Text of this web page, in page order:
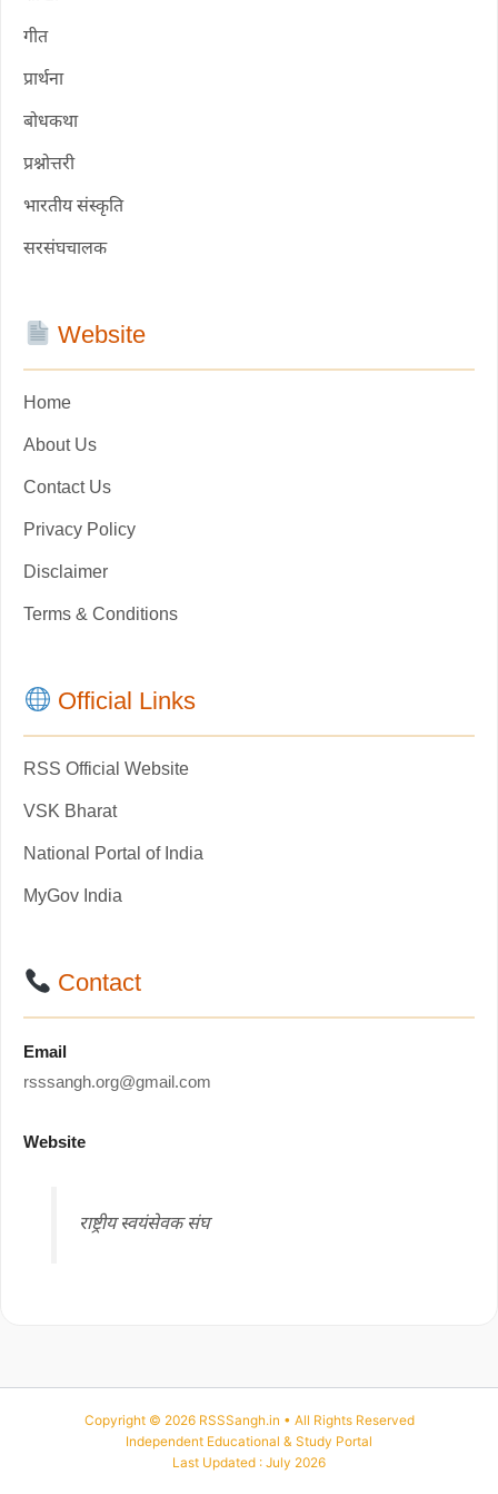
गीत
प्रार्थना
बोधकथा
प्रश्नोत्तरी
भारतीय संस्कृति
सरसंघचालक
Website
Home
About Us
Contact Us
Privacy Policy
Disclaimer
Terms & Conditions
Official Links
RSS Official Website
VSK Bharat
National Portal of India
MyGov India
Contact
Email
rsssangh.org@gmail.com
Website
राष्ट्रीय स्वयंसेवक संघ
Copyright © 2026 RSSSangh.in • All Rights Reserved
Independent Educational & Study Portal
Last Updated : July 2026